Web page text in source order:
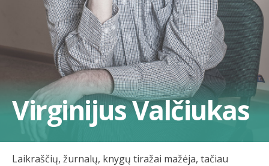
Virginijus Valčiukas
Laikraščių, žurnalų, knygų tiražai mažėja, tačiau